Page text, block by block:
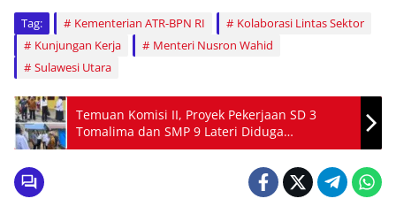
Tag: Kementerian ATR-BPN RI
Kolaborasi Lintas Sektor
Kunjungan Kerja
Menteri Nusron Wahid
Sulawesi Utara
Temuan Komisi II, Proyek Pekerjaan SD 3
Tomalima dan SMP 9 Lateri Diduga
Bermasalah